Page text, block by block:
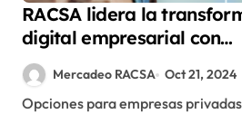
RACSA lidera la
digital empresarial con
soluciones en la nube a la
medidaMercadeo RACSA Oct 21, 2024
Opciones para empresas privadas e instituciones